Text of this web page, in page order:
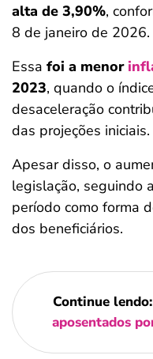
alta de 3,90%,
8 de janeiro de 2026.
Essa foi a menor
2023, quando o
desaceleração
das projeções iniciais.
Apesar disso, o
legislação, seguindo
período como forma
dos beneficiários.
Continue lendo:
aposentados